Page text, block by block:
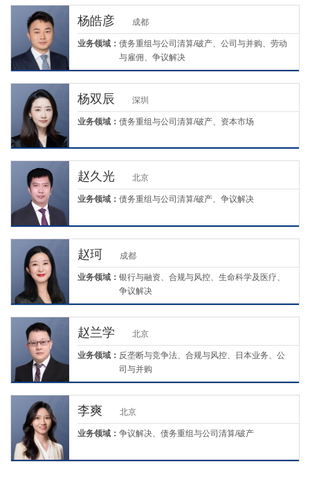
杨皓彦 成都
业务领域： 债务重组与公司清算/破产、公司与并购、劳动
与雇佣、争议解决
杨双辰 深圳
业务领域： 债务重组与公司清算/破产、资本市场
赵久光 北京
业务领域： 债务重组与公司清算/破产、争议解决
赵珂 成都
业务领域： 银行与融资、合规与风控、生命科学及医疗、
争议解决
赵兰学 北京
业务领域： 反垄断与竞争法、合规与风控、日本业务、公
司与并购
李爽 北京
业务领域： 争议解决、债务重组与公司清算/破产